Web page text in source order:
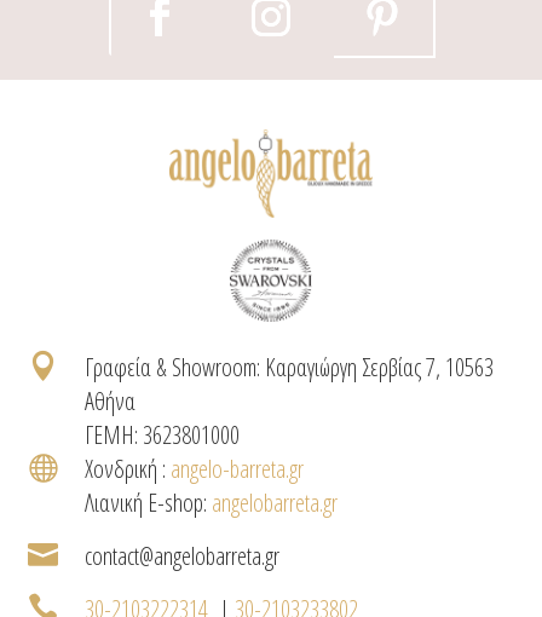

Γραφεία & Showroom: Καραγιώργη Σερβίας 7, 10563
Αθήνα
ΓΕΜΗ: 3623801000
 Χονδρική : angelo-barreta.gr
Λιανική E-shop: angelobarreta.gr
 contact@angelobarreta.gr
 30-2103222314| 30-2103233802